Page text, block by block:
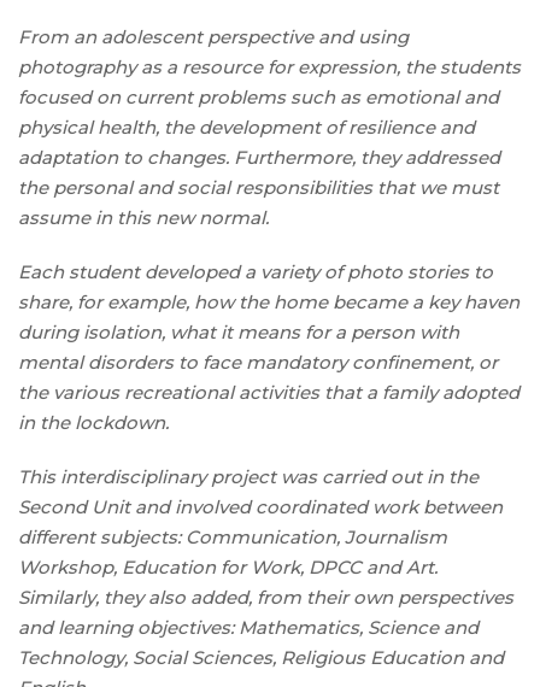
From an adolescent perspective and using
photography as a resource for expression, the students
focused on current problems such as emotional and
physical health, the development of resilience and
adaptation to changes. Furthermore, they addressed
the personal and social responsibilities that we must
assume in this new normal.
Each student developed a variety of photo stories to
share, for example, how the home became a key haven
during isolation, what it means for a person with
mental disorders to face mandatory confinement, or
the various recreational activities that a family adopted
in the lockdown.
This interdisciplinary project was carried out in the
Second Unit and involved coordinated work between
different subjects: Communication, Journalism
Workshop, Education for Work, DPCC and Art.
Similarly, they also added, from their own perspectives
and learning objectives: Mathematics, Science and
Technology, Social Sciences, Religious Education and